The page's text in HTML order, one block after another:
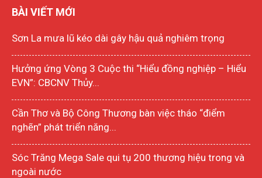
BÀI VIẾT MỚI
Sơn La mưa lũ kéo dài gây hậu quả nghiêm trọng
Hưởng ứng Vòng 3 Cuộc thi “Hiểu đồng nghiệp – Hiểu
EVN”: CBCNV Thủy...
Cần Thơ và Bộ Công Thương bàn việc tháo “điểm
nghẽn” phát triển năng...
Sóc Trăng Mega Sale qui tụ 200 thương hiệu trong và
ngoài nước